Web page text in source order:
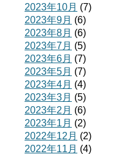
2023年10月 (7)
2023年9月 (6)
2023年8月 (6)
2023年7月 (5)
2023年6月 (7)
2023年5月 (7)
2023年4月 (4)
2023年3月 (5)
2023年2月 (6)
2023年1月 (2)
2022年12月 (2)
2022年11月 (4)